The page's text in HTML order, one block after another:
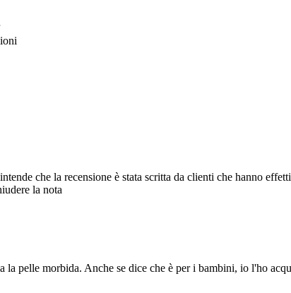
che la recensione è stata scritta da clienti che hanno
la nota
la pelle morbida. Anche se dice che è per i bambini, io l'ho